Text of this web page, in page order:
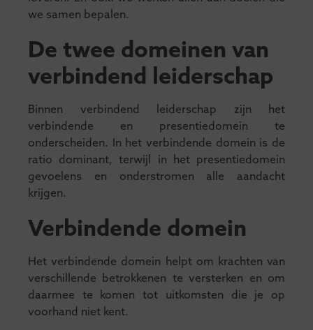
we samen bepalen.
De twee domeinen van
verbindend leiderschap
Binnen verbindend leiderschap zijn het
verbindende en presentiedomein te
onderscheiden. In het verbindende domein is de
ratio dominant, terwijl in het presentiedomein
gevoelens en onderstromen alle aandacht
krijgen.
Verbindende domein
Het verbindende domein helpt om krachten van
verschillende betrokkenen te versterken en om
daarmee te komen tot uitkomsten die je op
voorhand niet kent.